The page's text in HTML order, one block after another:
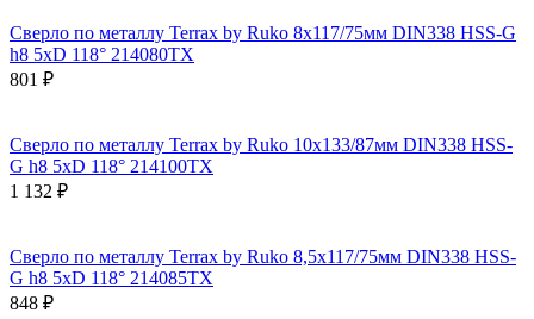
Сверло по металлу Terrax by Ruko 8x117/75мм DIN338 HSS-G
h8 5xD 118° 214080TX
801 ₽
Сверло по металлу Terrax by Ruko 10x133/87мм DIN338 HSS-
G h8 5xD 118° 214100TX
1 132 ₽
Сверло по металлу Terrax by Ruko 8,5x117/75мм DIN338 HSS-
G h8 5xD 118° 214085TX
848 ₽